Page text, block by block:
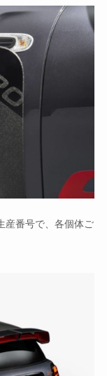
産番号で、各個体ご